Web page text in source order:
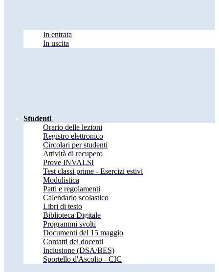
In entrata
In uscita
Studenti
Orario delle lezioni
Registro elettronico
Circolari per studenti
Attività di recupero
Prove INVALSI
Test classi prime - Esercizi estivi
Modulistica
Patti e regolamenti
Calendario scolastico
Libri di testo
Biblioteca Digitale
Programmi svolti
Documenti del 15 maggio
Contatti dei docenti
Inclusione (DSA/BES)
Sportello d'Ascolto - CIC